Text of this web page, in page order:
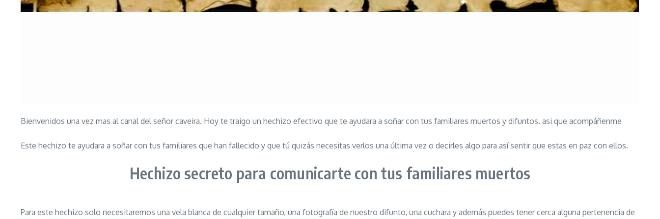
Bienvenidos una vez mas al canal del señor caveira. Hoy te traigo un hechizo efectivo que te ayudara a soñar con tus familiares muertos y difuntos. asi que acompáñenme
Este hechizo te ayudara a soñar con tus familiares que han fallecido y que tú quizás necesitas verlos una última vez o decirles algo para así sentir que estas en paz con ellos.
Hechizo secreto para comunicarte con tus familiares muertos
Para este hechizo solo necesitaremos una vela blanca de cualquier tamaño, una fotografía de nuestro difunto, una cuchara y además puedes tener cerca alguna pertenencia de